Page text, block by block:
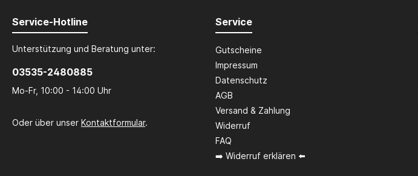
Service-Hotline
Unterstützung und Beratung unter:
03535-2480885
Mo-Fr, 10:00 - 14:00 Uhr
Oder über unser Kontaktformular.
Service
Gutscheine
Impressum
Datenschutz
AGB
Versand & Zahlung
Widerruf
FAQ
➡️ Widerruf erklären ⬅️